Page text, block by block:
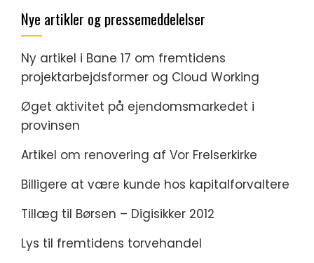
Nye artikler og pressemeddelelser
Ny artikel i Bane 17 om fremtidens
projektarbejdsformer og Cloud Working
Øget aktivitet på ejendomsmarkedet i
provinsen
Artikel om renovering af Vor Frelserkirke
Billigere at være kunde hos kapitalforvaltere
Tillæg til Børsen – Digisikker 2012
Lys til fremtidens torvehandel